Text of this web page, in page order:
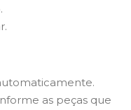
as peças que